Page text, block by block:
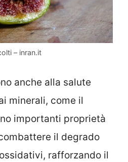
– inran.it
anche alla salute
minerali, come il
importanti proprietà
il degrado
rafforzando il